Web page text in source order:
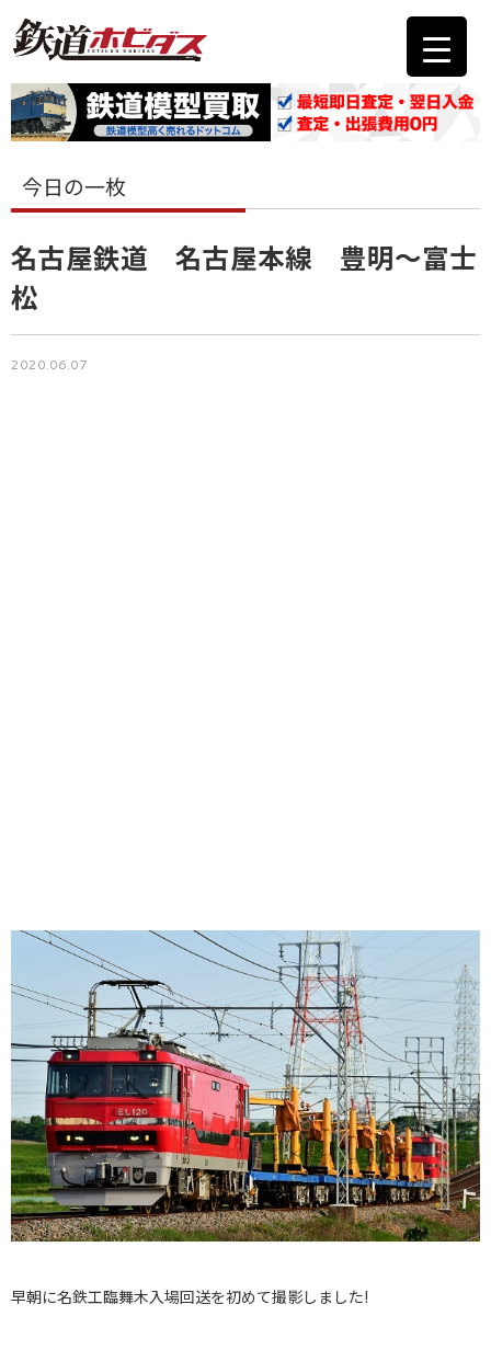
今日の一枚
名古屋鉄道 名古屋本線 豊明〜富士
松
2020.06.07
早朝に名鉄工臨舞木入場回送を初めて撮影しました!